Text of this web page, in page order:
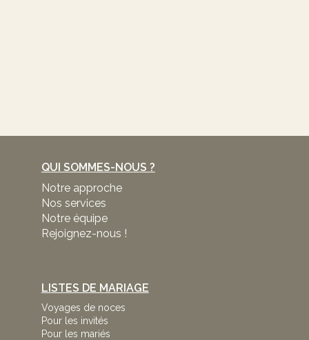
QUI SOMMES-NOUS ?
Notre approche
Nos services
Notre équipe
Rejoignez-nous !
LISTES DE MARIAGE
Voyages de noces
Pour les invités
Pour les mariés